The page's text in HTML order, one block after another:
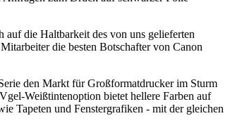
die Haltbarkeit des von uns gelieferten
die besten Botschafter von Canon
den Markt für Großformatdrucker im Sturm
Weißtintenoption bietet hellere Farben auf
Tapeten und Fenstergrafiken - mit der gleichen